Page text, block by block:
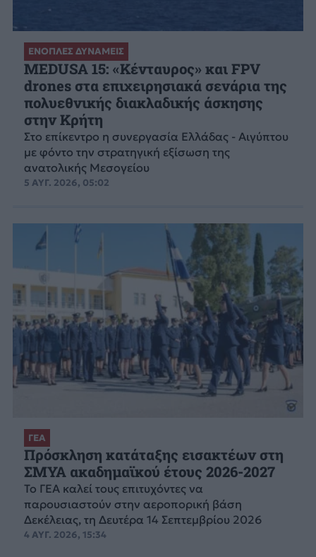
ΕΝΟΠΛΕΣ ΔΥΝΑΜΕΙΣ
MEDUSA 15: «Κένταυρος» και FPV
drones στα επιχειρησιακά σενάρια της
πολυεθνικής διακλαδικής άσκησης
στην Κρήτη
Στο επίκεντρο η συνεργασία Ελλάδας - Αιγύπτου
με φόντο την στρατηγική εξίσωση της
ανατολικής Μεσογείου
5 ΑΥΓ. 2026, 05:02
ΓΕΑ
Πρόσκληση κατάταξης εισακτέων στη
ΣΜΥΑ ακαδημαϊκού έτους 2026-2027
Το ΓΕΑ καλεί τους επιτυχόντες να
παρουσιαστούν στην αεροπορική βάση
Δεκέλειας, τη Δευτέρα 14 Σεπτεμβρίου 2026
4 ΑΥΓ. 2026, 15:34